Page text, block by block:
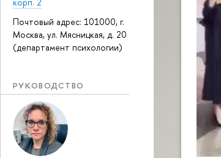
Почтовый адрес: 101000, г.
Москва, ул. Мясницкая, д. 20
(департамент психологии)
РУКОВОДСТВО